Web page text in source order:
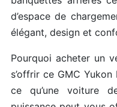
d’espace de
élégant, design et
Pourquoi acheter un
s’offrir ce GMC
ce qu’une voiture